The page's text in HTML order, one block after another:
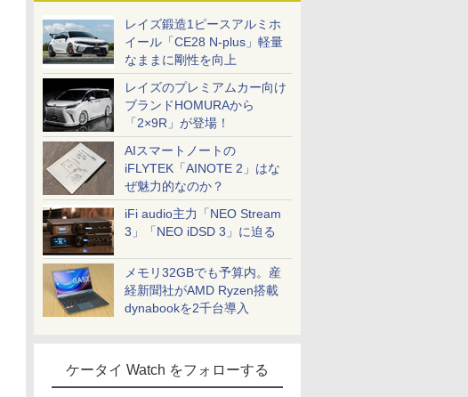
レイズ鍛造1ピースアルミホ
イール「CE28 N-plus」軽量
なままに剛性を向上
レイズのプレミアムカー向け
ブランドHOMURAから
「2×9R」が登場！
AIスマートノートの
iFLYTEK「AINOTE 2」はな
ぜ魅力的なのか？
iFi audio主力「NEO Stream
3」「NEO iDSD 3」に迫る
メモリ32GBでも予算内。産
経新聞社がAMD Ryzen搭載
dynabookを2千台導入
ケータイ Watch をフォローする